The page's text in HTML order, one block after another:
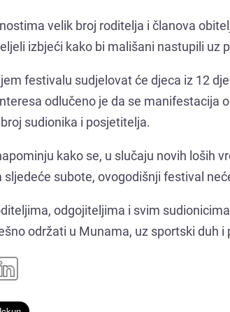
velik broj roditelja i članova
izbjeći kako bi mališani nastupili uz
festivalu sudjelovat će djeca iz 12
odlučeno je da se manifestacija
sudionika i posjetitelja.
kako se, u slučaju novih loših
sljedeće subote, ovogodišnji festival
odgojiteljima i svim
održati u Munama, uz sportski duh i